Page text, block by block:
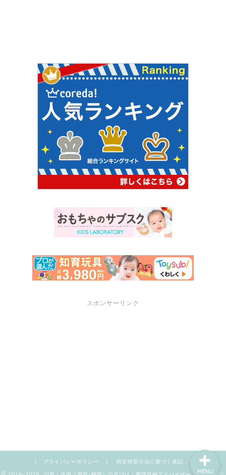
スポンサーリンク
プライバシーポリシー 特定商取引法に基づく表記
MENU